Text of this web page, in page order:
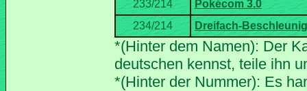
*(Hinter dem Namen): Der
*(Hinter der Nummer): Es